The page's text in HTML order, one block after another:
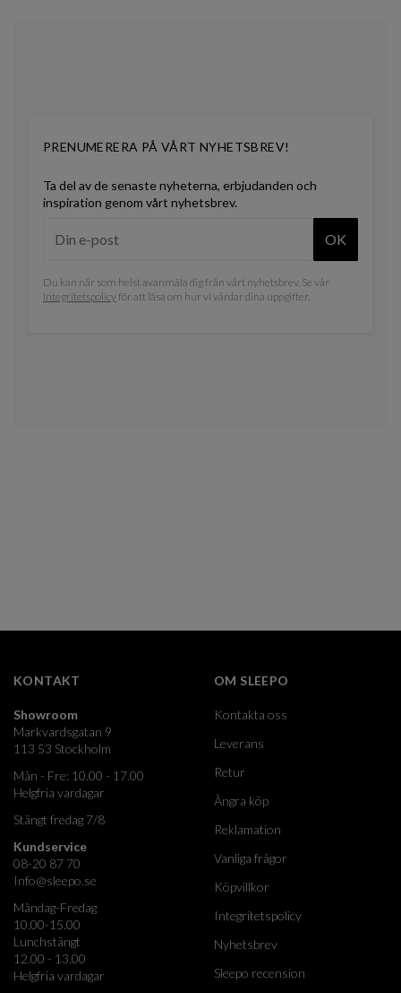
PRENUMERERA PÅ VÅRT NYHETSBREV!
Ta del av de senaste nyheterna, erbjudanden och
inspiration genom vårt nyhetsbrev.
OK
Du kan när som helst avanmäla dig från vårt nyhetsbrev. Se vår
integritetspolicyför att läsa om hur vi vårdar dina uppgifter.
KONTAKT
Showroom
Markvardsgatan 9
113 53 Stockholm
Mån - Fre: 10.00 - 17.00
Helgfria vardagar
Stängt fredag 7/8
Kundservice
08-20 87 70
Info@sleepo.se
Måndag-Fredag
10.00-15.00
Lunchstängt
12.00 - 13.00
Helgfria vardagar
OM SLEEPO
Kontakta oss
Leverans
Retur
Ångra köp
Reklamation
Vanliga frågor
Köpvillkor
Integritetspolicy
Nyhetsbrev
Sleepo recension